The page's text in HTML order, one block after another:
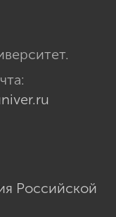
Российской